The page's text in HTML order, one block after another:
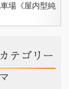
場《屋内型純